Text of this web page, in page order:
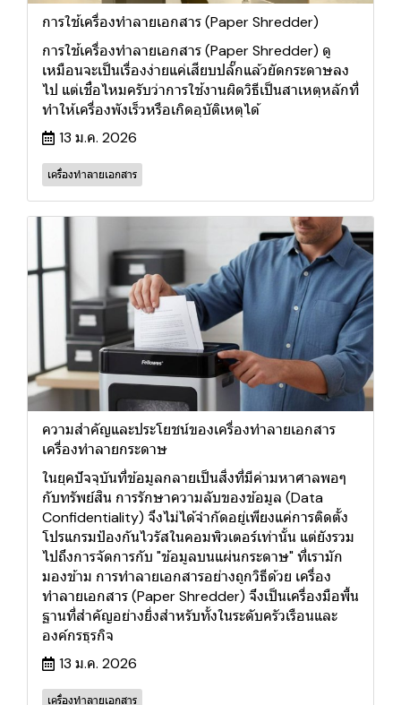
การใช้เครื่องทำลายเอกสาร (Paper Shredder)
การใช้เครื่องทำลายเอกสาร (Paper Shredder) ดู
เหมือนจะเป็นเรื่องง่ายแค่เสียบปลั๊กแล้วยัดกระดาษลง
ไป แต่เชื่อไหมครับว่าการใช้งานผิดวิธีเป็นสาเหตุหลักที่
ทำให้เครื่องพังเร็วหรือเกิดอุบัติเหตุได้
13 ม.ค. 2026
เครื่องทำลายเอกสาร
ความสำคัญและประโยชน์ของเครื่องทำลายเอกสาร
เครื่องทำลายกระดาษ
ในยุคปัจจุบันที่ข้อมูลกลายเป็นสิ่งที่มีค่ามหาศาลพอๆ
กับทรัพย์สิน การรักษาความลับของข้อมูล (Data
Confidentiality) จึงไม่ได้จำกัดอยู่เพียงแค่การติดตั้ง
โปรแกรมป้องกันไวรัสในคอมพิวเตอร์เท่านั้น แต่ยังรวม
ไปถึงการจัดการกับ "ข้อมูลบนแผ่นกระดาษ" ที่เรามัก
มองข้าม การทำลายเอกสารอย่างถูกวิธีด้วย เครื่อง
ทำลายเอกสาร (Paper Shredder) จึงเป็นเครื่องมือพื้น
ฐานที่สำคัญอย่างยิ่งสำหรับทั้งในระดับครัวเรือนและ
องค์กรธุรกิจ
13 ม.ค. 2026
เครื่องทำลายเอกสาร